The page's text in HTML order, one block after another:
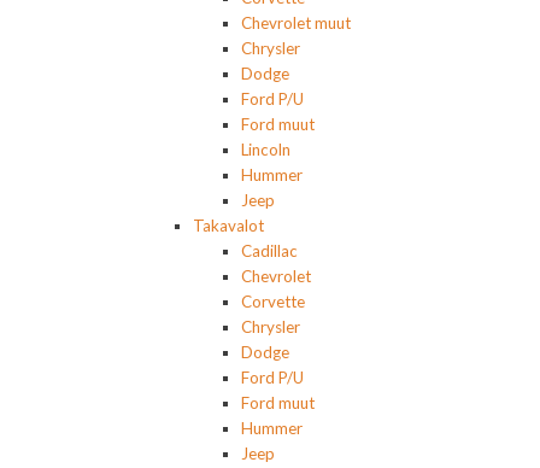
Chevrolet muut
Chrysler
Dodge
Ford P/U
Ford muut
Lincoln
Hummer
Jeep
Takavalot
Cadillac
Chevrolet
Corvette
Chrysler
Dodge
Ford P/U
Ford muut
Hummer
Jeep